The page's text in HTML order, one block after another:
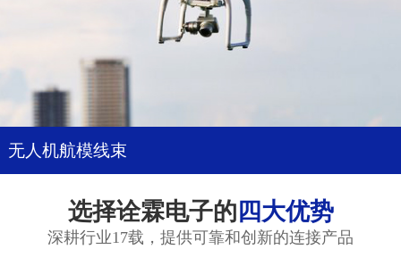
无人机航模线束
选择诠霖电子的 四大优势
深耕行业17载，提供可靠和创新的连接产品